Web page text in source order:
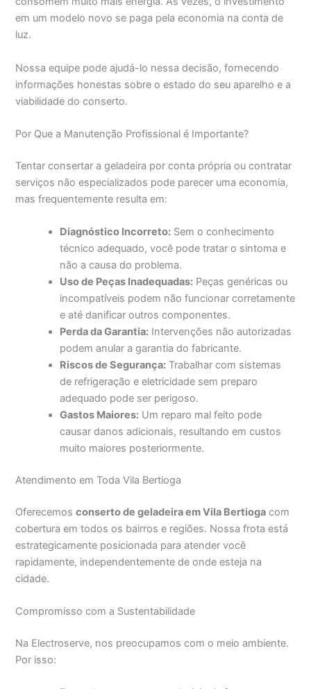
em um modelo novo se paga pela economia na conta de
luz.
Nossa equipe pode ajudá-lo nessa decisão, fornecendo
informações honestas sobre o estado do seu aparelho e a
viabilidade do conserto.
Por Que a Manutenção Profissional é Importante?
Tentar consertar a geladeira por conta própria ou contratar
serviços não especializados pode parecer uma economia,
mas frequentemente resulta em:
Diagnóstico Incorreto: Sem o conhecimento
técnico adequado, você pode tratar o sintoma e
não a causa do problema.
Uso de Peças Inadequadas: Peças genéricas ou
incompatíveis podem não funcionar corretamente
e até danificar outros componentes.
Perda da Garantia: Intervenções não autorizadas
podem anular a garantia do fabricante.
Riscos de Segurança: Trabalhar com sistemas
de refrigeração e eletricidade sem preparo
adequado pode ser perigoso.
Gastos Maiores: Um reparo mal feito pode
causar danos adicionais, resultando em custos
muito maiores posteriormente.
Atendimento em Toda Vila Bertioga
Oferecemosconserto de geladeira em Vila Bertioga com
cobertura em todos os bairros e regiões. Nossa frota está
estrategicamente posicionada para atender você
rapidamente, independentemente de onde esteja na
cidade.
Compromisso com a Sustentabilidade
Na Electroserve, nos preocupamos com o meio ambiente.
Por isso: